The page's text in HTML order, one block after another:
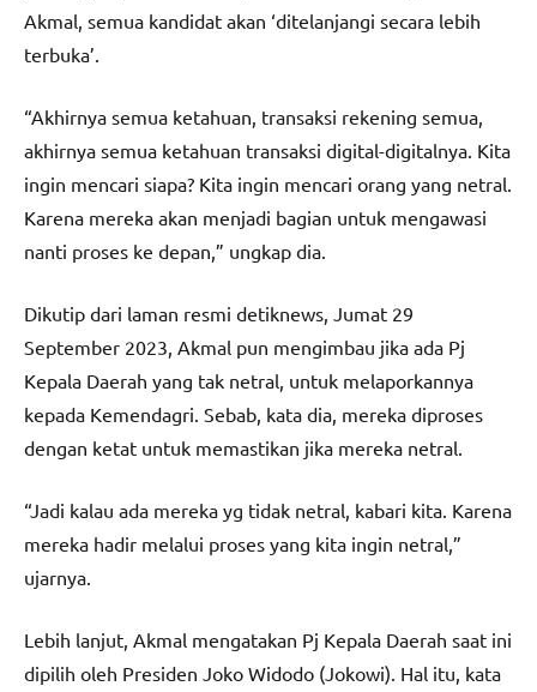
Akmal, semua kandidat akan ‘ditelanjangi secara lebih
terbuka’.
“Akhirnya semua ketahuan, transaksi rekening semua,
akhirnya semua ketahuan transaksi digital-digitalnya. Kita
ingin mencari siapa? Kita ingin mencari orang yang netral.
Karena mereka akan menjadi bagian untuk mengawasi
nanti proses ke depan,” ungkap dia.
Dikutip dari laman resmi detiknews, Jumat 29
September 2023, Akmal pun mengimbau jika ada Pj
Kepala Daerah yang tak netral, untuk melaporkannya
kepada Kemendagri. Sebab, kata dia, mereka diproses
dengan ketat untuk memastikan jika mereka netral.
“Jadi kalau ada mereka yg tidak netral, kabari kita. Karena
mereka hadir melalui proses yang kita ingin netral,”
ujarnya.
Lebih lanjut, Akmal mengatakan Pj Kepala Daerah saat ini
dipilih oleh Presiden Joko Widodo (Jokowi). Hal itu, kata